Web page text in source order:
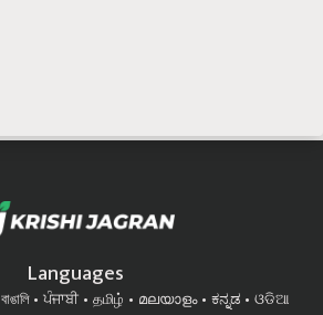
Languages
বাঙালি ਪੰਜਾਬੀ தமிழ் മലയാളം ಕನ್ನಡ
ଓଡିଆ